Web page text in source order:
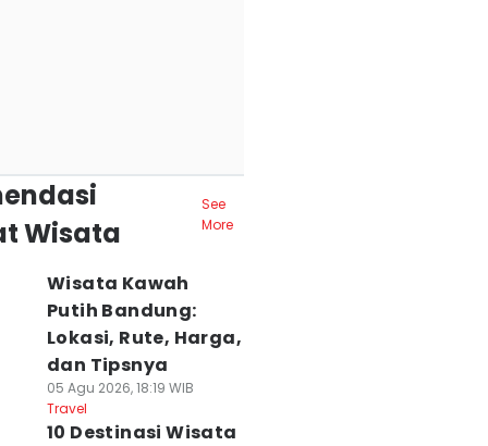
Wisata
See
More
Wisata Kawah
Putih Bandung:
Lokasi, Rute, Harga,
dan Tipsnya
05 Agu 2026, 18:19 WIB
Travel
10 Destinasi Wisata